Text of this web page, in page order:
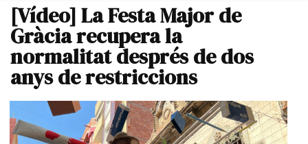
[Vídeo] La Festa Major de
Gràcia recupera la
normalitat després de dos
anys de restriccions